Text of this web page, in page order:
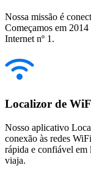
Nossa missão é
Começamos em
Internet nº 1.
Localizor de
Nosso aplicativo
conexão às redes
rápida e confiável em
viaja.